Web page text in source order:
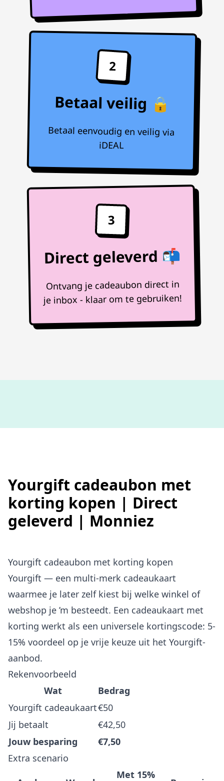
2
Betaal veilig 🔒
Betaal eenvoudig en veilig via
iDEAL
3
Direct geleverd 📬
Ontvang je cadeaubon direct in
je inbox - klaar om te gebruiken!
Yourgift cadeaubon met
korting kopen | Direct
geleverd | Monniez
Yourgift cadeaubon met korting kopen
Yourgift — een multi-merk cadeaukaart
waarmee je later zelf kiest bij welke winkel of
webshop je ’m besteedt. Een cadeaukaart met
korting werkt als een universele kortingscode: 5-
15% voordeel op je vrije keuze uit het Yourgift-
aanbod.
Rekenvoorbeeld
Wat
Bedrag
Yourgift cadeaukaart€50
Jij betaalt
€42,50
Jouw besparing
€7,50
Extra scenario
Met 15%